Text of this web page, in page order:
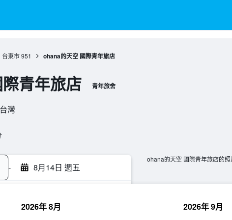
台東市 951 ohana的天空 國際青年旅店
青年旅店 青年旅舍
灣
- 8月14日 週五
ohana的天空 國際青年旅店的照
2026年 8月 2026年 9月